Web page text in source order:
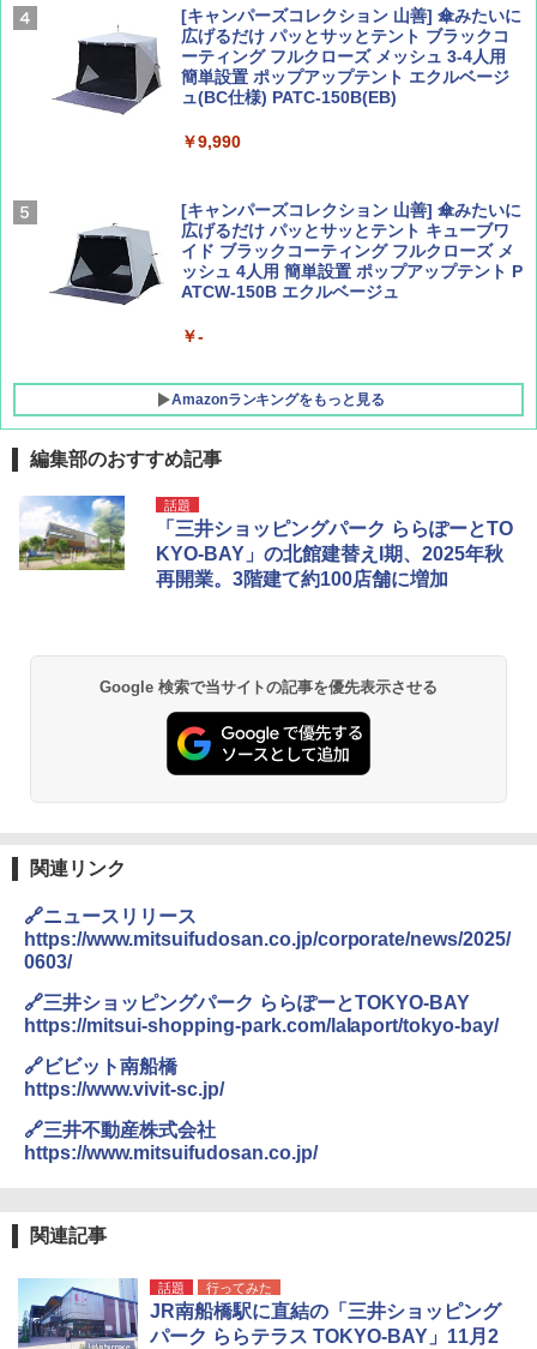
AIRLINE（エアライン）2026年9月号【特
集】ボーイング110周年を祝して！
￥1,760
￥2,277
新しい日本地理 地図・統計・移動から読み
解く (講談社現代新書)
￥1,540
[キャンパーズコレクション 山善] 傘みたいに
広げるだけ パッとサッとテント ブラックコ
ーティング フルクローズ メッシュ 3-4人用
簡単設置 ポップアップテント エクルベージ
ュ(BC仕様) PATC-150B(EB)
￥9,990
[キャンパーズコレクション 山善] 傘みたいに
広げるだけ パッとサッとテント キューブワ
イド ブラックコーティング フルクローズ メ
ッシュ 4人用 簡単設置 ポップアップテント P
ATCW-150B エクルベージュ
￥-
Amazonランキングをもっと見る
DEWEL パラソル 大型 ビーチ アウトドアパ
ラソル ガーデン サイトシート付 折りたたみ
防水 UVカット 4段階高さ調整 軽量 収納袋付
き
【日本企業販売】超強力クマ対策スプレー 30
0ml（連続噴射30秒）110ml（連続噴射15
秒）射程5～10m 安全ロック搭載 携帯収納袋
付き ヒグマ・イノシシ対策 自治体・教育機
関の購入実績 登山・キャンプ・アウトドア・
GRANDOOR ステンレス保冷剤 2個セット 2
026リニューアル 急速冷凍 空間倍増 衛生的
￥2,980
ポインターライト 強力 小型 緑色/赤色/青紫色
USB充電式 高精度 超長距離照射 長時間使用
可能 安全ロック付き 高安全性 金属製耐久 コ
ンパクト多機能設計 持ち運び便利 アウトド
ア/オフィス/教育現場/展示会用 緑
電動エアーポンプ SUP用 20PSI 電動ポンプ
ゴムボート 空気入れ 空気抜き 自動停止 過熱
保護 日光可読lcd 7種類ノズル付き
編集部のおすすめ記事
話題
「三井ショッピングパーク ららぽーとTO
KYO-BAY」の北館建替えI期、2025年秋
再開業。3階建て約100店舗に増加
Google 検索で当サイトの記事を優先表示させる
関連リンク
🔗ニュースリリース
https://www.mitsuifudosan.co.jp/corporate/news/2025/
0603/
🔗三井ショッピングパーク ららぽーとTOKYO-BAY
https://mitsui-shopping-park.com/lalaport/tokyo-bay/
🔗ビビット南船橋
https://www.vivit-sc.jp/
🔗三井不動産株式会社
https://www.mitsuifudosan.co.jp/
関連記事
話題 行ってみた
JR南船橋駅に直結の「三井ショッピング
パーク ららテラス TOKYO-BAY」11月2